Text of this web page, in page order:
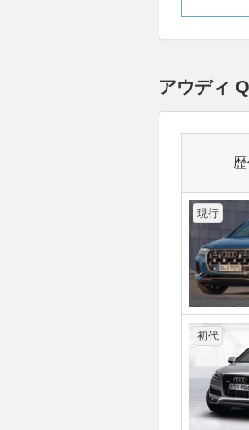
アウディ
現行
初代